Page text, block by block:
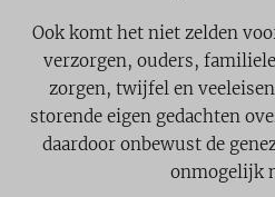
Ook komt het niet zelden
verzorgen, ouders,
zorgen, twijfel en
storende eigen gedachten
daardoor onbewust de
onmogelijk